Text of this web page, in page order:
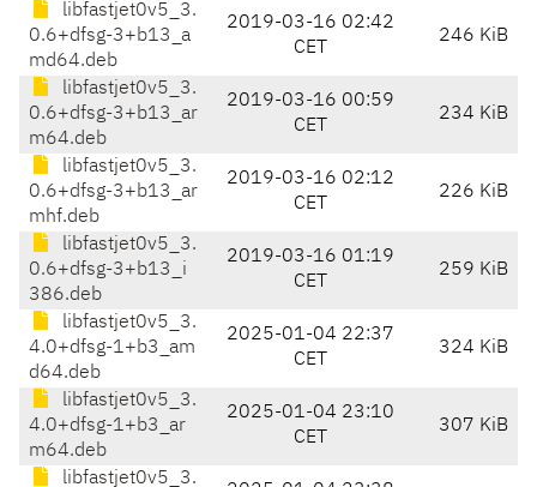
libfastjet0v5_3.
0.6+dfsg-3+b13_a
md64.deb
2019-03-16 02:42
CET
246 KiB
libfastjet0v5_3.
0.6+dfsg-3+b13_ar
m64.deb
2019-03-16 00:59
CET
234 KiB
libfastjet0v5_3.
0.6+dfsg-3+b13_ar
mhf.deb
2019-03-16 02:12
CET
226 KiB
libfastjet0v5_3.
0.6+dfsg-3+b13_i
386.deb
2019-03-16 01:19
CET
259 KiB
libfastjet0v5_3.
4.0+dfsg-1+b3_am
d64.deb
2025-01-04 22:37
CET
324 KiB
libfastjet0v5_3.
4.0+dfsg-1+b3_ar
m64.deb
2025-01-04 23:10
CET
307 KiB
libfastjet0v5_3.